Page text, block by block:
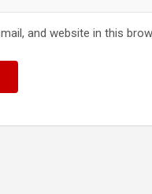
and website in this